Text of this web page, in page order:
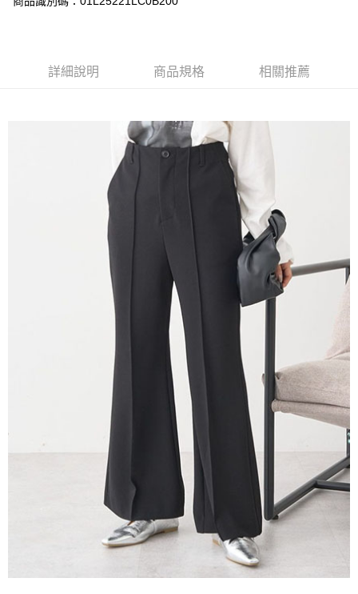
相關說明
流程，驗證手機門號後，選擇欲分期的期數、繳款截止日，確認付款後即完
消。如遇「轉專審核」未通過狀況，表示未達大哥付你分期系統評分，恕無
1.分期款項不併入電信帳單，「大哥付你分期」於每月結算日後寄送繳費提
2.透過簡訊連結打開帳單後，可選擇「超商條碼／台灣大直營門市／銀行轉
帳／街口支付／iPASS MONEY」等通路繳費。
1.本服務係由「台灣大哥大股份有限公司」（以下簡稱本公司）所提供，讓
用戶於交易時，得透過本服務購買商品或服務，並由商店將買賣／分期付款
買賣價金債權讓與本公司後，依約使用本公司帳單繳交帳款。
2.基於同意付款使用「大哥付你分期」之契約關係目的，商店將以您的個人
資料（包含姓名、電話或地址）提供予台灣大哥大進項蒐集、處理及利用，
由本公司與您本人進行分期帳單所需資料之確認、核對及更正。
3.完整用戶服務條款，請詳閱以下連結：
https://oppay.tw/userRule
【關於「AFTEE先享後付」】
１．簡單：不需註冊會員、不需綁卡、不需儲值。
２．便利：只要手機號碼，簡訊認證，即可結帳。
３．安心：先確認商品／服務後，再付款。
【「AFTEE先享後付」結帳流程】
１．於結帳方式選擇「AFTEE先享後付」後，將跳轉至「AFTEE先享後付」
結帳頁面，進行簡訊認證並確認金額後，即可完成結帳。
２．訂單成立數日內，您將收到繳費通知簡訊。
３．收到繳費通知簡訊後14天內，點擊此簡訊中的連結，可透過四大超商／
ATM／網路銀行／等多元方式進行付款，方視為交易完成。
※ 請注意：結帳手續完成當下不需立刻繳費，但若您需要取消訂單，請聯絡
購買商品的店家。未經商家同意取消之訂單仍視為有效，需透過AFTEE先享
※ 交易是否成功請以「AFTEE先享後付 」之結帳頁面顯示為準，若有關於
是否繳費成功／繳費後需取消欲退款等相關疑問，請聯繫「AFTEE先享後付
https://netprotections.freshdesk.com/support/home
１．透過由恩沛科技股份有限公司提供之「AFTEE先享後付」服務完成之交
易，需依本服務之必要範圍內提供個人資料，並將交易相關給付款項請求債
權轉讓予恩沛科技股份有限公司。
２．關於個人資料處理事宜，請瀏覽以下網址：
https://aftee.tw/terms/#terms3
３．未成年的使用者請事先徵得法定代理人或監護人之同意方可使用
「AFTEE先享後付」，若未經同意申辦者引起之損失，本公司不負相關責
４．使用「AFTEE先享後付」時，將依據個別帳號之用戶狀況，依本公司即
時審查核予不同之上限額度；若仍有額度不足之情形，本公司將視審查結果
請求用戶進行身份認證。
５．嚴禁一人註冊多個帳號或使用他人資訊註冊。若發現惡意使用之情形，
恩沛科技股份有限公司將有權停止該用戶之使用額度並採取法律行動。
每筆NT$60，滿NT$388(含以上)免運費
每筆NT$60，滿NT$388(含以上)免運費
每筆NT$60，滿NT$888(含以上)免運費
每筆NT$60，滿NT$888(含以上)免運費
每筆NT$60，滿NT$888(含以上)免運費
每筆NT$60，滿NT$888(含以上)免運費
每筆NT$90，滿NT$888(含以上)免運費
詳細說明 商品規格 相關推薦